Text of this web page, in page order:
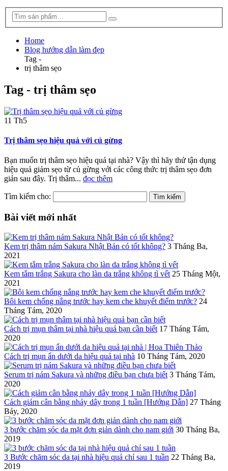
Home
Blog hướng dẫn làm đẹp
Tag -
trị thâm sẹo
Tag - trị thâm sẹo
11 Th5
Trị thâm sẹo hiệu quả với củ gừng
Bạn muốn trị thâm sẹo hiệu quả tại nhà? Vậy thì hãy thử tận dụng
hiệu quả giảm sẹo từ củ gừng với các công thức trị thâm sẹo đơn
giản sau đây. Trị thâm... đọc thêm
Tìm kiếm cho:
Bài viết mới nhất
Kem trị thâm nám Sakura Nhật Bản có tốt không? 3 Tháng Ba,
2021
Kem tắm trắng Sakura cho làn da trắng không tì vết 25 Tháng Một,
2021
Bôi kem chống nắng trước hay kem che khuyết điểm trước? 24
Tháng Tám, 2020
Cách trị mụn thâm tại nhà hiệu quả bạn cần biết 17 Tháng Tám,
2020
Cách trị mụn ẩn dưới da hiệu quả tại nhà 10 Tháng Tám, 2020
Serum trị nám Sakura và những điều bạn chưa biết 3 Tháng Tám,
2020
Cách giảm cân bằng nhảy dây trong 1 tuần [Hướng Dẫn] 27 Tháng
Bảy, 2020
3 bước chăm sóc da mặt đơn giản dành cho nam giới 30 Tháng Ba,
2019
3 Bước chăm sóc da tại nhà hiệu quả chỉ sau 1 tuần 22 Tháng Ba,
2019